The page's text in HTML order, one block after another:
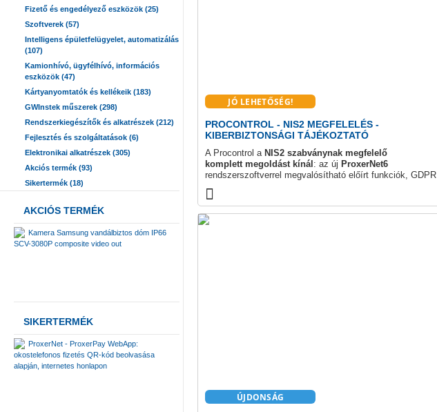
Fizető és engedélyező eszközök (25)
Szoftverek (57)
Intelligens épületfelügyelet, automatizálás
(107)
Kamionhívó, ügyfélhívó, információs
eszközök (47)
Kártyanyomtatók és kellékeik (183)
GWInstek műszerek (298)
Rendszerkiegészítők és alkatrészek (212)
Fejlesztés és szolgáltatások (6)
Elektronikai alkatrészek (305)
Akciós termék (93)
Sikertermék (18)
AKCIÓS TERMÉK
Kamera Samsung vandálbiztos dóm IP66
SCV-3080P composite video out
SIKERTERMÉK
ProxerNet - ProxerPay WebApp:
okostelefonos fizetés QR-kód beolvasása
alapján, internetes honlapon
JÓ LEHETŐSÉG!
PROCONTROL - NIS2 MEGFELELÉS -
KIBERBIZTONSÁGI TÁJÉKOZTATÓ
A Procontrol aNIS2 szabványnak megfelelő
komplett megoldást kínál: az újProxerNet6
rendszerszoftverrel megvalósítható előírt funkciók, GDPR
A kommunikáció-biztonság a teljes adatvonalon biztosított
a szoftvertől azUniGateR100vezérlőn át aProxerX3
olvasókig és a
ÚJDONSÁG